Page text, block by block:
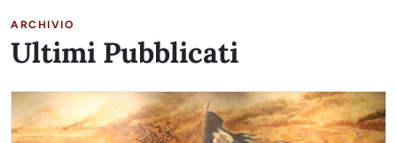
ARCHIVIO
Ultimi Pubblicati